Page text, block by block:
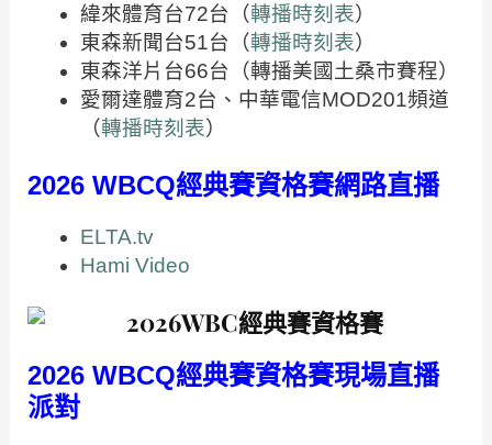
緯來體育台72台（轉播時刻表）
東森新聞台51台（轉播時刻表）
東森洋片台66台（轉播美國土桑市賽程）
愛爾達體育2台、中華電信MOD201頻道
（轉播時刻表）
2026 WBCQ經典賽資格賽網路直播
ELTA.tv
Hami Video
2026 WBCQ經典賽資格賽現場直播
派對